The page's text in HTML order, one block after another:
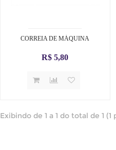
CORREIA DE MÁQUINA
R$ 5,80
Exibindo de 1 a 1 do total de 1 (1